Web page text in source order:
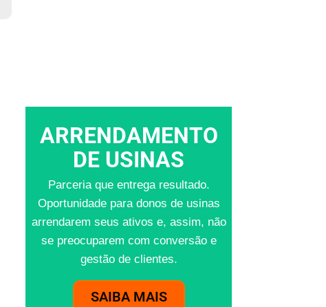
ARRENDAMENTO
DE USINAS
Parceria que entrega resultado.
Oportunidade para donos de usinas
arrendarem seus ativos e, assim, não
se preocuparem com conversão e
gestão de clientes.
SAIBA MAIS